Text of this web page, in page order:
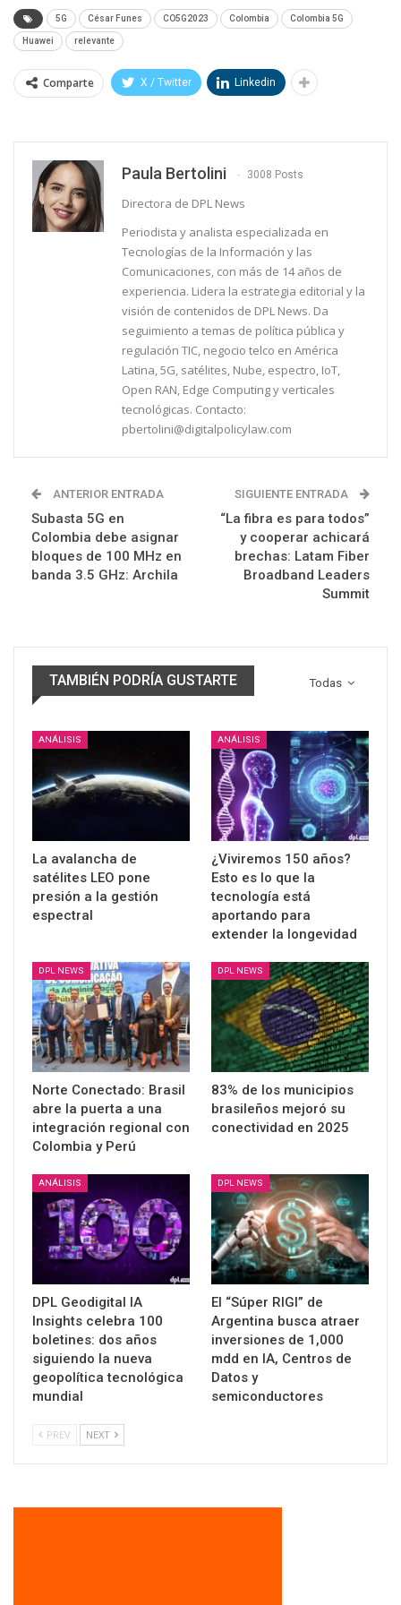
5G César Funes CO5G2023 Colombia Colombia 5G
Huawei relevante
Comparte X / Twitter Linkedin
Paula Bertolini 3008 Posts
Directora de DPL News
Periodista y analista especializada en
Tecnologías de la Información y las
Comunicaciones, con más de 14 años de
experiencia. Lidera la estrategia editorial y la
visión de contenidos de DPL News. Da
seguimiento a temas de política pública y
regulación TIC, negocio telco en América
Latina, 5G, satélites, Nube, espectro, IoT,
Open RAN, Edge Computing y verticales
tecnológicas. Contacto:
pbertolini@digitalpolicylaw.com
ANTERIOR ENTRADA
Subasta 5G en
Colombia debe asignar
bloques de 100 MHz en
banda 3.5 GHz: Archila
SIGUIENTE ENTRADA
“La fibra es para todos”
y cooperar achicará
brechas: Latam Fiber
Broadband Leaders
Summit
Todas
TAMBIÉN PODRÍA GUSTARTE
ANÁLISIS
La avalancha de
satélites LEO pone
presión a la gestión
espectral
ANÁLISIS
¿Viviremos 150 años?
Esto es lo que la
tecnología está
aportando para
extender la longevidad
DPL NEWS
Norte Conectado: Brasil
abre la puerta a una
integración regional con
Colombia y Perú
DPL NEWS
83% de los municipios
brasileños mejoró su
conectividad en 2025
ANÁLISIS
DPL Geodigital IA
Insights celebra 100
boletines: dos años
siguiendo la nueva
geopolítica tecnológica
mundial
DPL NEWS
El “Súper RIGI” de
Argentina busca atraer
inversiones de 1,000
mdd en IA, Centros de
Datos y
semiconductores
PREV NEXT